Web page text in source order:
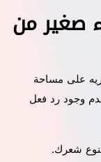
صغير من
على مساحة
وجود رد فعل
شعرك.